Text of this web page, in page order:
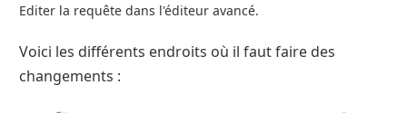
Editer la requête dans l'éditeur avancé.
Voici les différents endroits où il faut faire des
changements :